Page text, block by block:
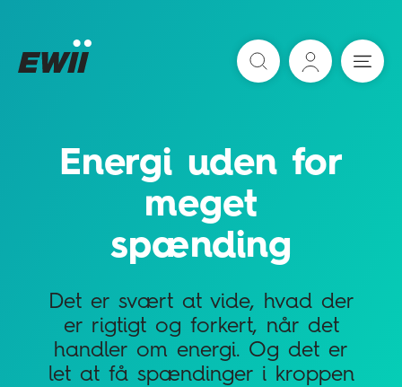
Søg
Energi uden for
meget
spænding
Det er svært at vide, hvad der
er rigtigt og forkert, når det
handler om energi. Og det er
let at få spændinger i kroppen